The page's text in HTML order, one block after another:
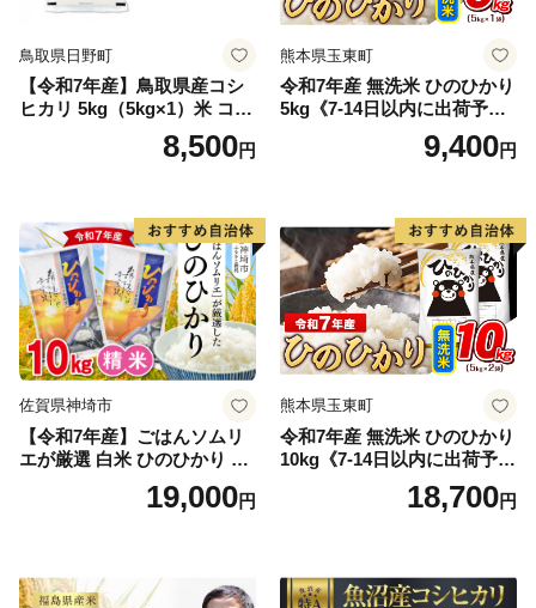
鳥取県日野町
【令和7年産】鳥取県産コシ
ヒカリ 5kg（5kg×1）米 コシ
ヒカリ こしひかり お米 白米
精米 5キロ おこめ こめ コメ
野町産 Elevation
8,500円
熊本県玉東町
令和7年産 無洗米 ひのひかり
5kg《7-14日以内に出荷予定
(土日祝除く)》コメ 米 無洗米
高レビュー｜人気米 熊本県
9,400円
佐賀県神埼市
【令和7年産】ごはんソムリ
エが厳選 白米 ひのひかり 10
米 10kg 5kg×2 ひのひかり ブ
19,000円
熊本県玉東町
令和7年産 無洗米 ひのひかり
10kg《7-14日以内に出荷予定
(土日祝除く)》コメ 米 無洗米
令和7年産 高レビュー｜人気
18,700円